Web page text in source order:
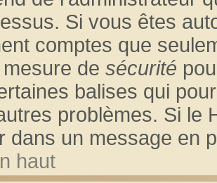
Si vous êtes
comptes que
de sécurité
balises qui
problèmes. Si le
dans un message en
haut